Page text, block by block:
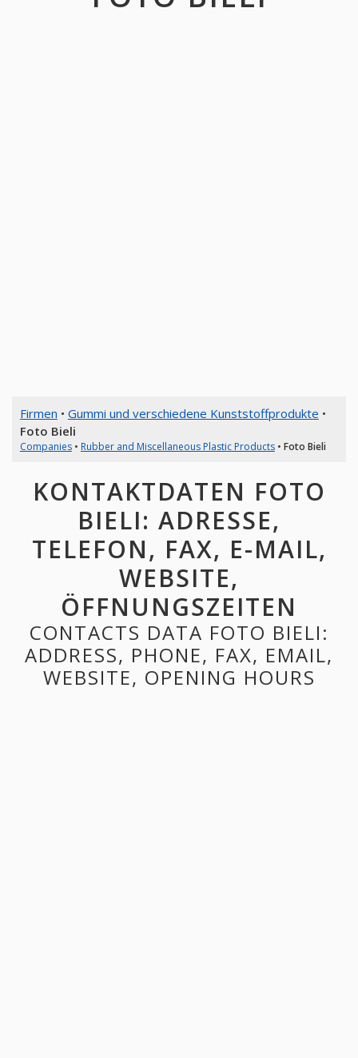
Firmen • Gummi und verschiedene Kunststoffprodukte •
Foto Bieli
Companies• Rubber and Miscellaneous Plastic Products• Foto Bieli
KONTAKTDATEN FOTO
BIELI: ADRESSE,
TELEFON, FAX, E-MAIL,
WEBSITE,
ÖFFNUNGSZEITEN
CONTACTS DATA FOTO BIELI:
ADDRESS, PHONE, FAX, EMAIL,
WEBSITE, OPENING HOURS